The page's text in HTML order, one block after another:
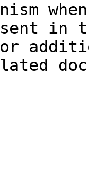
in